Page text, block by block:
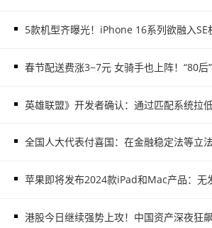
5款机型齐曝光！iPhone 16系列欲融入
春节配送费涨3−7元 女骑手也上阵！“80后
英雄联盟》开发者确认：通过匹配系统拉
全国人大代表付喜国：在金融稳定法等立
苹果即将发布2024款iPad和Mac产品：无
港股今日继续强势上攻！中国资产深夜狂